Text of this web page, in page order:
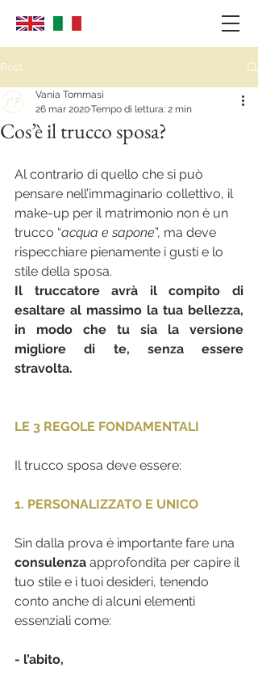
Post
Cos’è il trucco sposa?
Vania Tommasi
26 mar 2020Tempo di lettura: 2 min
Al contrario di quello che si può
pensare nell’immaginario collettivo, il
make-up per il matrimonio non è un
trucco “acqua e sapone”, ma deve
rispecchiare pienamente i gusti e lo
stile della sposa.
Il truccatore avrà il compito di
esaltare al massimo la tua bellezza,
in modo che tu sia la versione
migliore di te, senza essere
stravolta.
LE 3 REGOLE FONDAMENTALI
Il trucco sposa deve essere:
1. PERSONALIZZATO E UNICO
Sin dalla prova è importante fare una
consulenza approfondita per capire il
tuo stile e i tuoi desideri, tenendo
conto anche di alcuni elementi
essenziali come:
- l’abito,